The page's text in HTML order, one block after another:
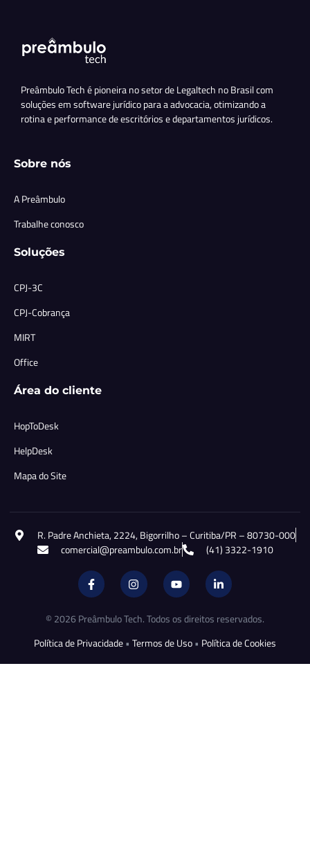
Preâmbulo Tech é pioneira no setor de Legaltech no Brasil com
soluções em software jurídico para a advocacia, otimizando a
rotina e performance de escritórios e departamentos jurídicos.
Sobre nós
A Preâmbulo
Trabalhe conosco
Soluções
CPJ-3C
CPJ-Cobrança
MIRT
Office
Área do cliente
HopToDesk
HelpDesk
Mapa do Site
R. Padre Anchieta, 2224, Bigorrilho – Curitiba/PR – 80730-000
comercial@preambulo.com.br
(41) 3322-1910
© 2026 Preâmbulo Tech. Todos os direitos reservados.
Política de Privacidade• Termos de Uso• Política de Cookies